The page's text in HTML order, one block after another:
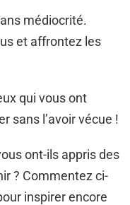
médiocrité.
et affrontez les
qui vous ont
sans l’avoir vécue !
ont-ils appris des
? Commentez ci-
inspirer encore